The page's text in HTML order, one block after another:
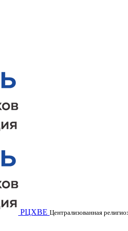
РЦХВЕ Централизованная